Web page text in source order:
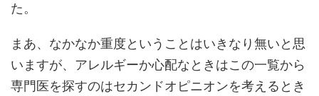
た。
まあ、なかなか重度ということはいきなり無いと思
いますが、アレルギーか心配なときはこの一覧から
専門医を探すのはセカンドオピニオンを考えるとき